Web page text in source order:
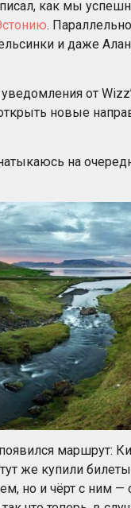
как мы
.
и даже
от
новые
на
же купили
но и чёрт с ним —